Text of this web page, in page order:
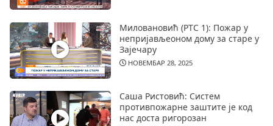
Миловановић (РТС 1): Пожар у
непријављеоном дому за старе у
Зајечару
НОВЕМБАР 28, 2025
Саша Ристовић: Систем
противпожарне заштите је код
нас доста ригорозан